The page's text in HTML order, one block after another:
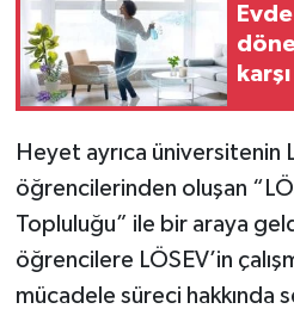
Heyet ayrıca üniversitenin
öğrencilerinden oluşan
Topluluğu” ile bir araya
öğrencilere LÖSEV’in
mücadele süreci hakkında